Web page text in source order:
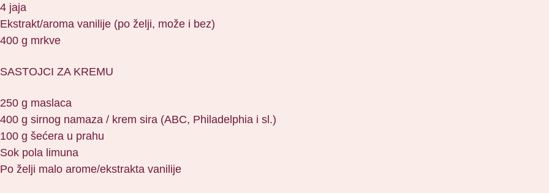
4 jaja
Ekstrakt/aroma vanilije (po želji, može i bez)
400 g mrkve
SASTOJCI ZA KREMU
250 g maslaca
400 g sirnog namaza / krem sira (ABC, Philadelphia i sl.)
100 g šećera u prahu
Sok pola limuna
Po želji malo arome/ekstrakta vanilije